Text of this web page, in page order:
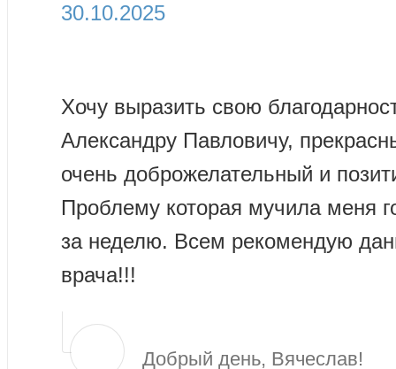
30.10.2025
Хочу выразить свою
Александру Павловичу,
очень доброжелательный и
Проблему которая мучила меня
за неделю. Всем рекомендую
врача!!!
Добрый день, Вячеслав!